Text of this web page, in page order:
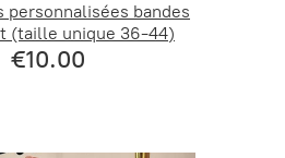
personnalisées bandes
(taille unique 36-44)
€10.00